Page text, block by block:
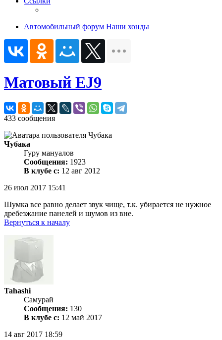
Автомобильный форум Наши хонды
Матовый EJ9
433 сообщения
Чубака
Гуру мануалов
Сообщения: 1923
В клубе с: 12 авг 2012
26 июл 2017 15:41
Шумка все равно делает звук чище, т.к. убирается не нужное
дребезжание панелей и шумов из вне.
Вернуться к началу
Tahashi
Самурай
Сообщения: 130
В клубе с: 12 май 2017
14 авг 2017 18:59